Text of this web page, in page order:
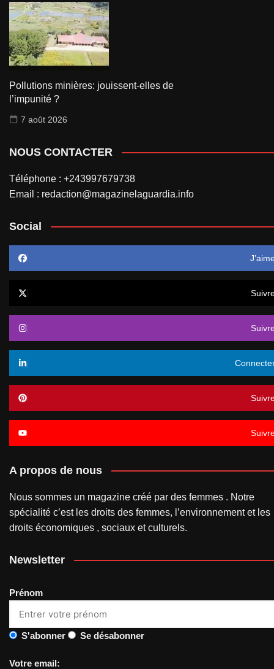
Pollutions minières: jouissent-elles de
l’impunité ?
7 août 2026
NOUS CONTACTER
Téléphone : +243997679738
Email : redaction@magazinelaguardia.info
Social
A propos de nous
Nous sommes un magazine créé par des femmes . Notre
spécialité c’est les droits des femmes, l’environnement et les
droits économiques , sociaux et culturels.
Newsletter
Prénom
S'abonner Se désabonner
Votre email: